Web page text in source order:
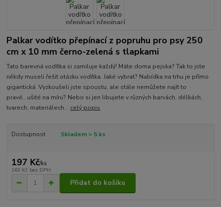
Palkar vodítko přepínací z popruhu pro psy 250
cm x 10 mm černo-zelená s tlapkami
Tato barevná vodítka si zamiluje každý! Máte doma pejska? Tak to jste
někdy museli řešit otázku vodítka. Jaké vybrat? Nabídka na trhu je přímo
gigantická. Vyzkoušeli jste spoustu, ale stále nemůžete najít to
pravé...ušité na míru? Nebo si jen libujete v různých barvách, délkách,
tvarech, materiálech... celý popis
Dostupnost Skladem > 5 ks
197 Kč/ks
163 Kč bez DPH
Přidat do košíku